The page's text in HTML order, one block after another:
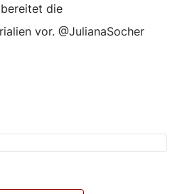
die
vor. @JulianaSocher